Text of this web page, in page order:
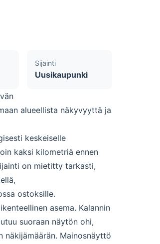
Sijainti
Uusikaupunki
alueellista näkyvyyttä ja
keskeiselle
kaksi kilometriä ennen
on mietitty tarkasti,
ostoksille.
asema. Kalannin
suoraan näytön ohi,
näkijämäärän. Mainosnäyttö